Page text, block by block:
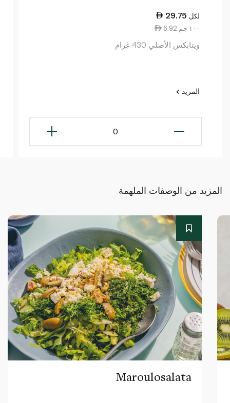
29.75 لكل
6.92 ١٠٠ جم
ويتابكس الأصلي 430 غرام
المزيد
0
المزيد من الوصفات الملهمة
Maroulosalata